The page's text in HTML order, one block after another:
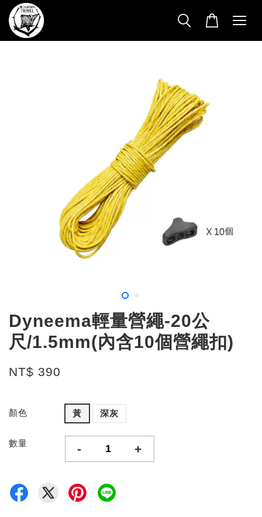
Dyneema輕量營繩-20公
尺/1.5mm(內含10個營繩扣)
NT$ 390
顏色 黃 深灰
數量 - +